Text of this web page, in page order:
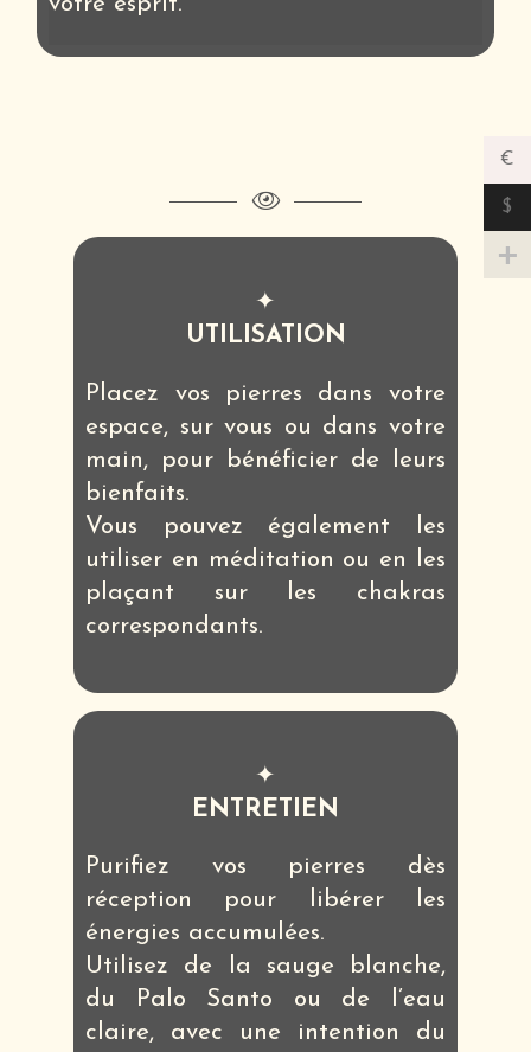
✦
UTILISATION
Placez vos pierres dans votre
espace, sur vous ou dans votre
main, pour bénéficier de leurs
bienfaits.
Vous pouvez également les
utiliser en méditation ou en les
plaçant sur les chakras
correspondants.
✦
ENTRETIEN
Purifiez vos pierres dès
réception pour libérer les
énergies accumulées.
Utilisez de la sauge blanche,
du Palo Santo ou de l’eau
claire, avec une intention du
€
$